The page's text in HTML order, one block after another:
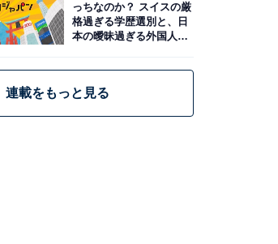
っちなのか？ スイスの厳
格過ぎる学歴選別と、日
本の曖昧過ぎる外国人政
連載をもっと見る